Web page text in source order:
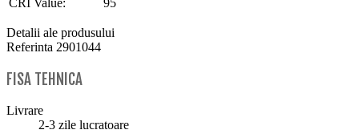
Detalii ale produsului
Referinta 2901044
FISA TEHNICA
Livrare
2-3 zile lucratoare